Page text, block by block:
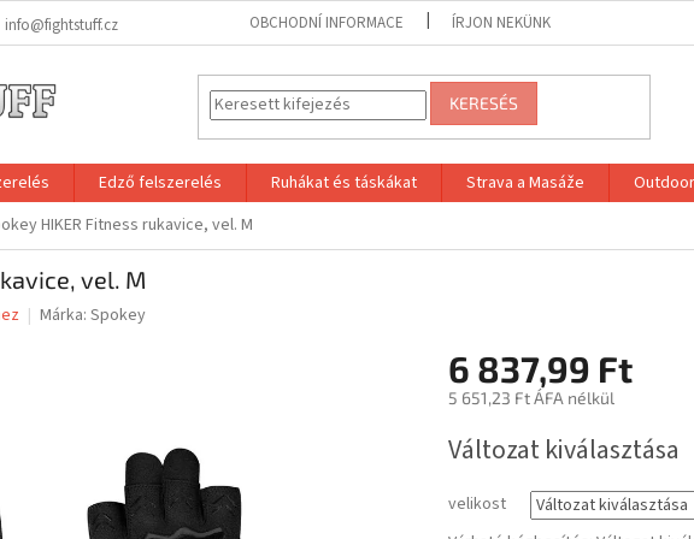
info@fightstuff.cz OBCHODNÍ INFORMACE ÍRJON NEKÜNK
KERESÉS
Edző felszerelés Ruhákat és táskákat Strava a Masáže
HIKER Fitness rukavice, vel. M
vel. M
Márka: Spokey
6 837,99 Ft
5 651,23 Ft ÁFA nélkül
Változat kiválasztása
velikost